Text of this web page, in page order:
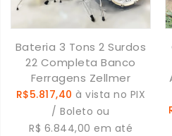
Bateria 3 Tons 2 Surdos
22 Completa Banco
Ferragens Zellmer
R$5.817,40 à vista no PIX
/ Boleto ou
R$ 6.844,00 em até